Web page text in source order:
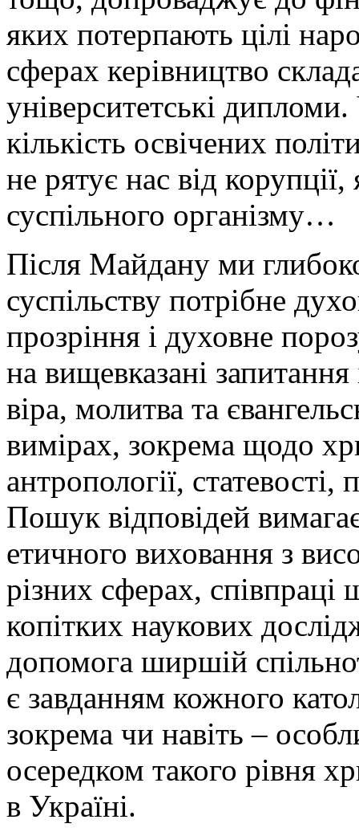
яких потерпають цілі
сферах керівництво
університетські
кількість освічених
не рятує нас від
суспільного організму…
Після Майдану ми
суспільству потрібне
прозріння і духовне
на вищевказані
віра, молитва та
вимірах, зокрема щодо
антропології,
Пошук відповідей
етичного виховання з
різних сферах, співпраці
копітких наукових
допомога ширшій
є завданням кожного
зокрема чи навіть –
осередком такого рівня
в Україні.